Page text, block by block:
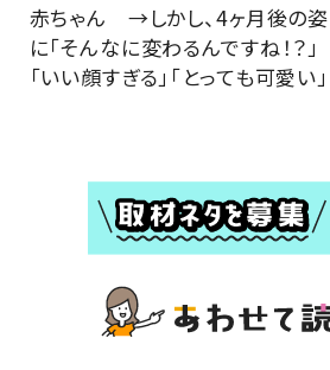
赤ちゃん →しかし、4ヶ月後の姿
に「そんなに変わるんですね！？」
「いい顔すぎる」「とっても可愛い」